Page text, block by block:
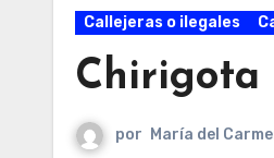
Callejeras o ilegales
Chirigota
por María del